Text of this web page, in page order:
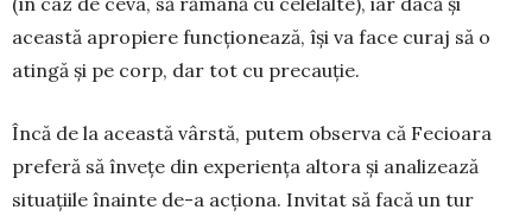
această apropiere funcțio­nea­ză, își va face curaj să o
atin­gă și pe corp, dar tot cu precauție.
Încă de la această vârstă, putem observa că Fecioara
preferă să învețe din experiența altora și analizează
situațiile îna­inte de-a acționa. Invitat să facă un tur